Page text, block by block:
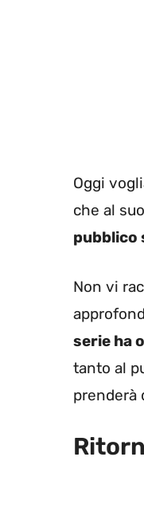
Oggi
che al
pubblico
Non vi
serie ha
tanto al
prenderà